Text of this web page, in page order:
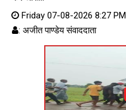
Friday 07-08-2026 8:27 PM
: अजीत पाण्डेय संवाददाता